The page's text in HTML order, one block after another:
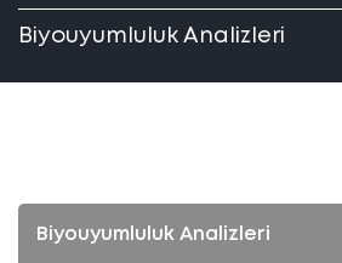
Biyouyumluluk Analizleri
Biyouyumluluk Analizleri